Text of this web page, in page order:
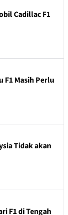
Cadillac F1
F1 Masih Perlu
Tidak akan
F1 di Tengah